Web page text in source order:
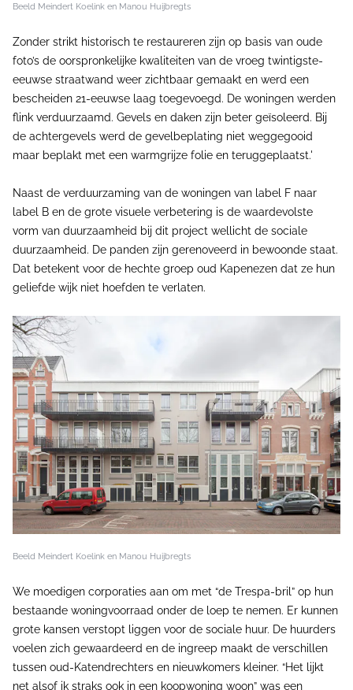
Beeld Meindert Koelink en Manou Huijbregts
Zonder strikt historisch te restaureren zijn op basis van oude
foto’s de oorspronkelijke kwaliteiten van de vroeg twintigste-
eeuwse straatwand weer zichtbaar gemaakt en werd een
bescheiden 21-eeuwse laag toegevoegd. De woningen werden
flink verduurzaamd. Gevels en daken zijn beter geïsoleerd. Bij
de achtergevels werd de gevelbeplating niet weggegooid
maar beplakt met een warmgrijze folie en teruggeplaatst.'
Naast de verduurzaming van de woningen van label F naar
label B en de grote visuele verbetering is de waardevolste
vorm van duurzaamheid bij dit project wellicht de sociale
duurzaamheid. De panden zijn gerenoveerd in bewoonde staat.
Dat betekent voor de hechte groep oud Kapenezen dat ze hun
geliefde wijk niet hoefden te verlaten.
Beeld Meindert Koelink en Manou Huijbregts
We moedigen corporaties aan om met “de Trespa-bril” op hun
bestaande woningvoorraad onder de loep te nemen. Er kunnen
grote kansen verstopt liggen voor de sociale huur. De huurders
voelen zich gewaardeerd en de ingreep maakt de verschillen
tussen oud-Katendrechters en nieuwkomers kleiner. “Het lijkt
net alsof ik straks ook in een koopwoning woon” was een